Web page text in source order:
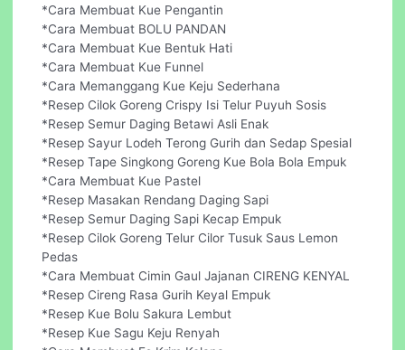
*Cara Membuat Kue Pengantin
*Cara Membuat BOLU PANDAN
*Cara Membuat Kue Bentuk Hati
*Cara Membuat Kue Funnel
*Cara Memanggang Kue Keju Sederhana
*Resep Cilok Goreng Crispy Isi Telur Puyuh Sosis
*Resep Semur Daging Betawi Asli Enak
*Resep Sayur Lodeh Terong Gurih dan Sedap Spesial
*Resep Tape Singkong Goreng Kue Bola Bola Empuk
*Cara Membuat Kue Pastel
*Resep Masakan Rendang Daging Sapi
*Resep Semur Daging Sapi Kecap Empuk
*Resep Cilok Goreng Telur Cilor Tusuk Saus Lemon
Pedas
*Cara Membuat Cimin Gaul Jajanan CIRENG KENYAL
*Resep Cireng Rasa Gurih Keyal Empuk
*Resep Kue Bolu Sakura Lembut
*Resep Kue Sagu Keju Renyah